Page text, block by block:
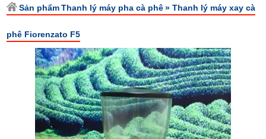
Sản phẩm Thanh lý máy pha cà phê » Thanh lý máy xay cà
phê Fiorenzato F5